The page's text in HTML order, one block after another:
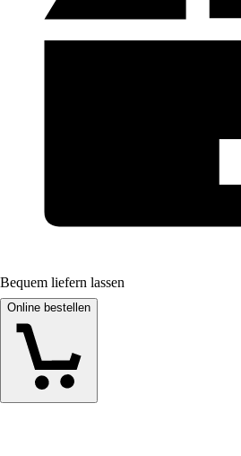
Bequem liefern lassen
Online bestellen